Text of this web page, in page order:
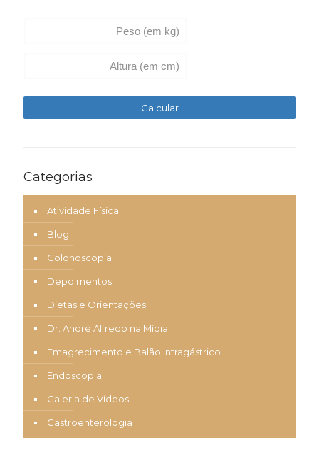
Categorias
Atividade Física
Blog
Colonoscopia
Depoimentos
Dietas e Orientações
Dr. André Alfredo na Mídia
Emagrecimento e Balão Intragástrico
Endoscopia
Galeria de Vídeos
Gastroenterologia